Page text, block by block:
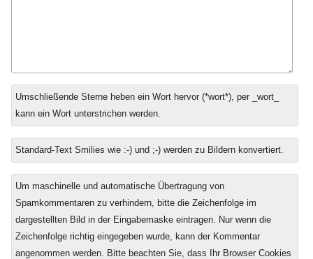
Antwort
zu
Umschließende Sterne heben ein Wort hervor (*wort*), per _wort_
kann ein Wort unterstrichen werden.
Standard-Text Smilies wie :-) und ;-) werden zu Bildern konvertiert.
Um maschinelle und automatische Übertragung von
Spamkommentaren zu verhindern, bitte die Zeichenfolge im
dargestellten Bild in der Eingabemaske eintragen. Nur wenn die
Zeichenfolge richtig eingegeben wurde, kann der Kommentar
angenommen werden. Bitte beachten Sie, dass Ihr Browser Cookies